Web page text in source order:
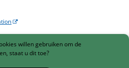
willen gebruiken om de
staat u dit toe?